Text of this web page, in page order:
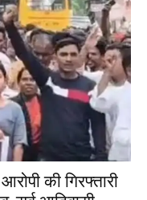
की गिरफ्तारी